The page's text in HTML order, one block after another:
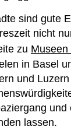
sind gute
nicht
zu Museen
in Basel
und
und
lassen.